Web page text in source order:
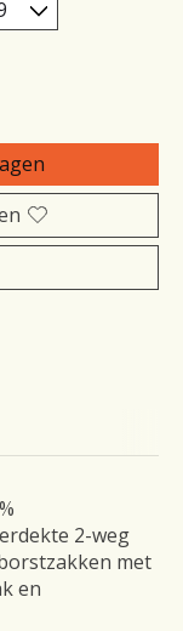
2-weg
met
en